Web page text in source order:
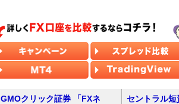
GMOクリック証券 「FXネ
セントラル